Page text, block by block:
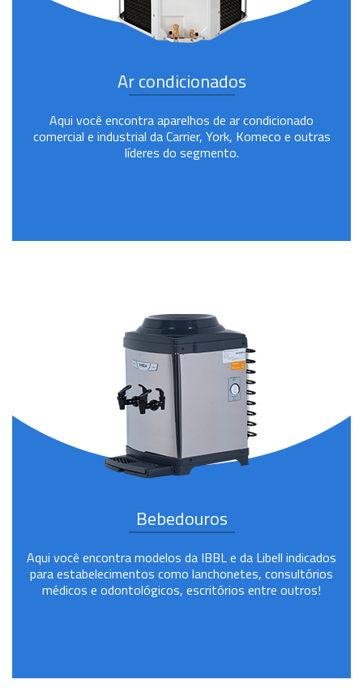
Ar condicionados
Aqui você encontra aparelhos de ar condicionado
comercial e industrial da Carrier, York, Komeco e outras
líderes do segmento.
Bebedouros
Aqui você encontra modelos da IBBL e da Libell indicados
para estabelecimentos como lanchonetes, consultórios
médicos e odontológicos, escritórios entre outros!